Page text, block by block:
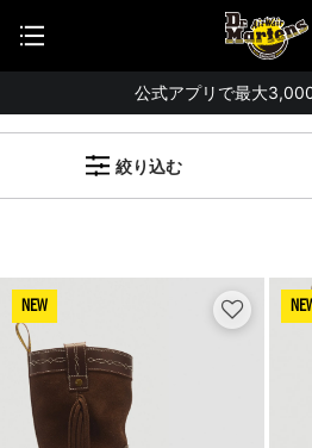
公式アプリで最大
【重要】パスワード再
【重要なお知らせ】偽サイト
お友達にポイントをプレゼント
ドクターマーチン公式アプ
11,000円以上で送料無料・
新着ブーツ（レ
(85アイテ
絞り込む
NEW